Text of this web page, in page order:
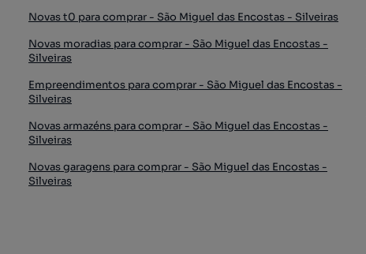
Novas t0 para comprar - São Miguel das Encostas - Silveiras
Novas moradias para comprar - São Miguel das Encostas -
Silveiras
Empreendimentos para comprar - São Miguel das Encostas -
Silveiras
Novas armazéns para comprar - São Miguel das Encostas -
Silveiras
Novas garagens para comprar - São Miguel das Encostas -
Silveiras